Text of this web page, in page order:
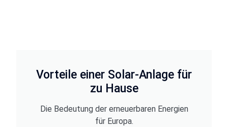
Vorteile einer Solar-Anlage für
zu Hause
Die Bedeutung der erneuerbaren Energien
für Europa.